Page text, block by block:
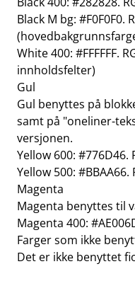
Black M bg: #F0F0F0.
White 400: #FFFFFF.
innholdsfelter)
Gul
Gul benyttes på
samt på "oneliner-
versjonen.
Yellow 600: #776D46.
Yellow 500:
Magenta
Magenta benyttes til
Magenta 400:
Farger som ikke
Det er ikke benyttet